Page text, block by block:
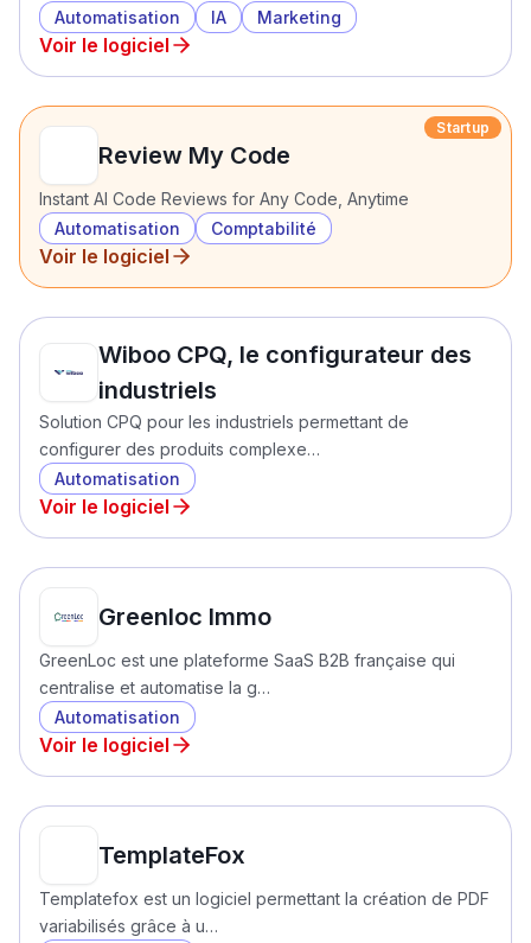
Automatisation
IA Marketing
Voir le logiciel
Startup
Review My Code
Instant AI Code Reviews for Any Code, Anytime
Automatisation
Comptabilité
Voir le logiciel
Wiboo CPQ, le configurateur des
industriels
Solution CPQ pour les industriels permettant de
configurer des produits complexe…
Automatisation
Voir le logiciel
Greenloc Immo
GreenLoc est une plateforme SaaS B2B française qui
centralise et automatise la g…
Automatisation
Voir le logiciel
TemplateFox
Templatefox est un logiciel permettant la création de PDF
variabilisés grâce à u…